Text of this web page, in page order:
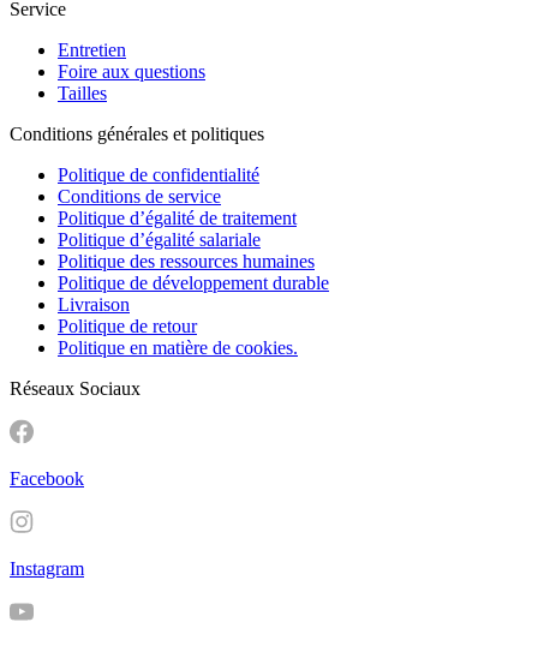
Service
Entretien
Foire aux questions
Tailles
Conditions générales et politiques
Politique de confidentialité
Conditions de service
Politique d’égalité de traitement
Politique d’égalité salariale
Politique des ressources humaines
Politique de développement durable
Livraison
Politique de retour
Politique en matière de cookies.
Réseaux Sociaux
Facebook
Instagram